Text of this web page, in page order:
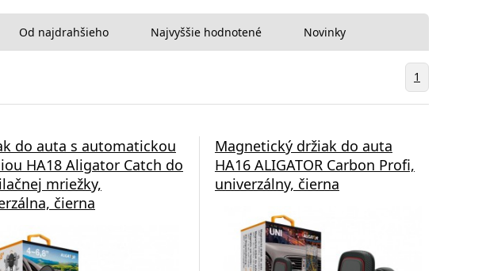
Od najdrahšieho Najvyššie hodnotené Novinky
1
do auta s automatickou
HA18 Aligator Catch do
mriežky,
čierna
Magnetický držiak do auta
HA16 ALIGATOR Carbon Profi,
univerzálny, čierna